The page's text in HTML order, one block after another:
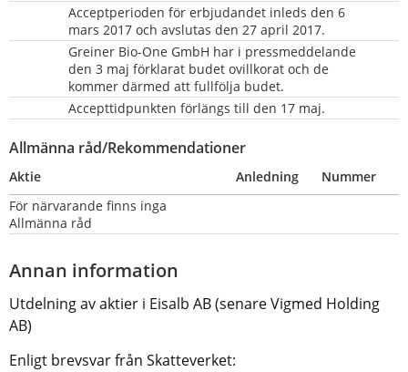
Acceptperioden för erbjudandet inleds den 6
mars 2017 och avslutas den 27 april 2017.
Greiner Bio-One GmbH har i pressmeddelande
den 3 maj förklarat budet ovillkorat och de
kommer därmed att fullfölja budet.
Accepttidpunkten förlängs till den 17 maj.
Allmänna råd/Rekommendationer
Aktie Anledning
Nummer
För närvarande finns inga
Allmänna råd
Annan information
Utdelning av aktier i Eisalb AB (senare Vigmed Holding
AB)
Enligt brevsvar från Skatteverket: